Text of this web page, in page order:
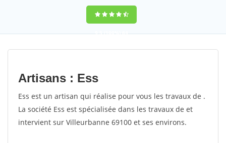
9,5(100%)64
votes
Artisans : Ess
Ess est un artisan qui réalise pour vous les travaux de .
La société Ess est spécialisée dans les travaux de et
intervient sur Villeurbanne 69100 et ses environs.